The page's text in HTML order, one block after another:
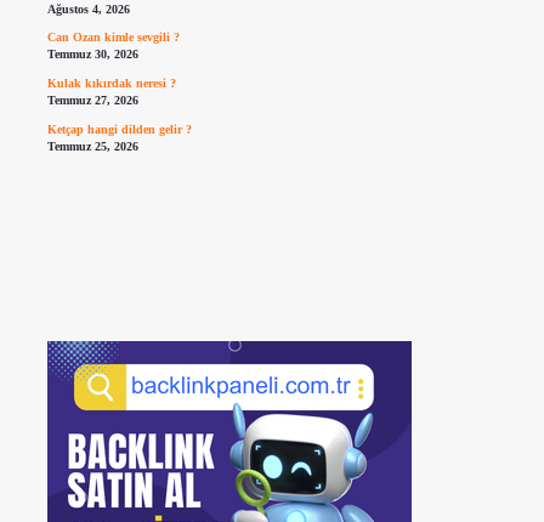
Ağustos 4, 2026
Can Ozan kimle sevgili ?
Temmuz 30, 2026
Kulak kıkırdak neresi ?
Temmuz 27, 2026
Ketçap hangi dilden gelir ?
Temmuz 25, 2026